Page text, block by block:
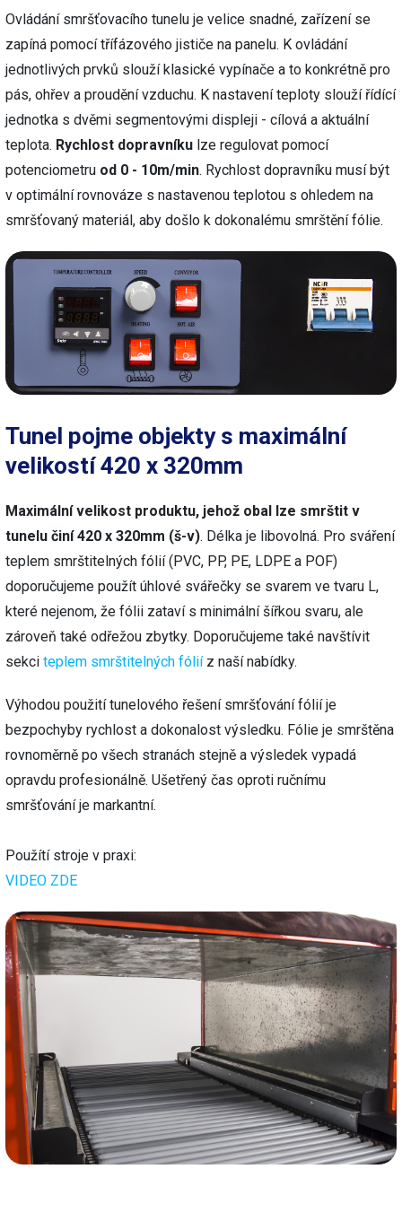
Ovládání smršťovacího tunelu je velice snadné, zařízení se
zapíná pomocí třífázového jističe na panelu. K ovládání
jednotlivých prvků slouží klasické vypínače a to konkrétně pro
pás, ohřev a proudění vzduchu. K nastavení teploty slouží řídící
jednotka s dvěmi segmentovými displeji - cílová a aktuální
teplota. Rychlost dopravníku lze regulovat pomocí
potenciometru od 0 - 10m/min. Rychlost dopravníku musí být
v optimální rovnováze s nastavenou teplotou s ohledem na
smršťovaný materiál, aby došlo k dokonalému smrštění fólie.
Tunel pojme objekty s maximální
velikostí 420 x 320mm
Maximální velikost produktu, jehož obal lze smrštit v
tunelu činí 420 x 320mm (š-v). Délka je libovolná. Pro sváření
teplem smrštitelných fólií (PVC, PP, PE, LDPE a POF)
doporučujeme použít úhlové svářečky se svarem ve tvaru L,
které nejenom, že fólii zataví s minimální šířkou svaru, ale
zároveň také odřežou zbytky. Doporučujeme také navštívit
sekci teplem smrštitelných fóliíz naší nabídky.
Výhodou použití tunelového řešení smršťování fólií je
bezpochyby rychlost a dokonalost výsledku. Fólie je smrštěna
rovnoměrně po všech stranách stejně a výsledek vypadá
opravdu profesionálně. Ušetřený čas oproti ručnímu
smršťování je markantní.
Použítí stroje v praxi:
VIDEO ZDE